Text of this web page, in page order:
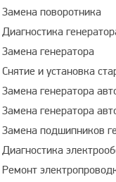
Замена поворотника
Диагностика
Замена генератора
Снятие и установка
Замена генератора
Замена генератора
Замена подшипников
Диагностика
Ремонт